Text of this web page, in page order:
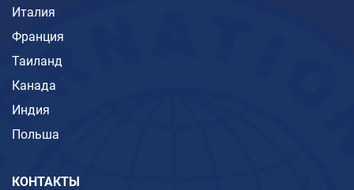
Италия
Франция
Таиланд
Канада
Индия
Польша
КОНТАКТЫ